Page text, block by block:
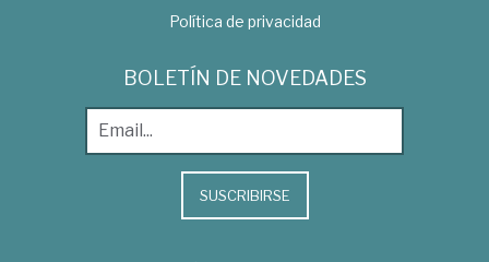
Política de privacidad
BOLETÍN DE NOVEDADES
SUSCRIBIRSE